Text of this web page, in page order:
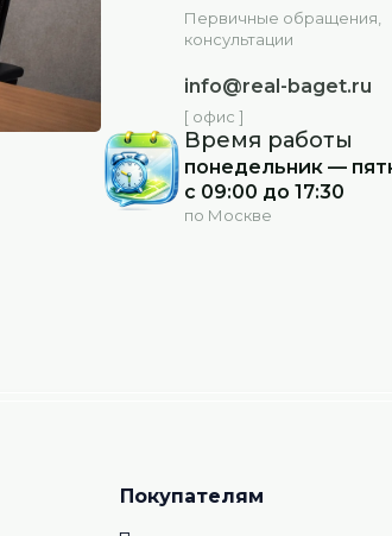
Первичные обращения,
консультации
info@real-baget.ru
[ офис ]
Время работы
понедельник —
с 09:00 до 17:30
по Москве
Покупателям